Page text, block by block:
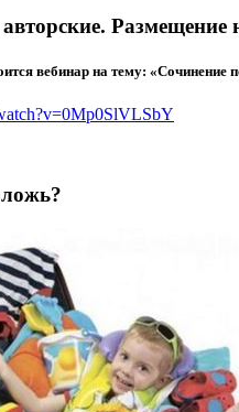
вебинар на тему: «Сочинение